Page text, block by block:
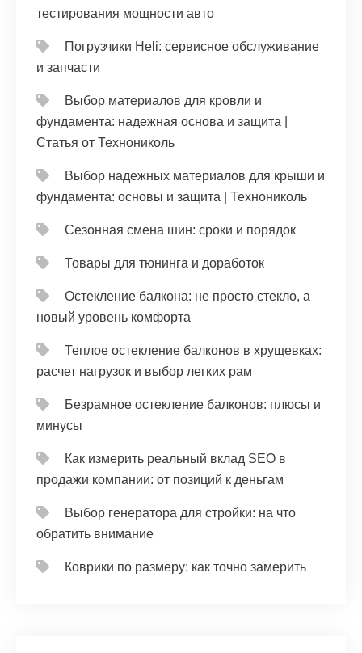
тестирования мощности авто
Погрузчики Heli: сервисное обслуживание
и запчасти
Выбор материалов для кровли и
фундамента: надежная основа и защита |
Статья от Технониколь
Выбор надежных материалов для крыши и
фундамента: основы и защита | Технониколь
Сезонная смена шин: сроки и порядок
Товары для тюнинга и доработок
Остекление балкона: не просто стекло, а
новый уровень комфорта
Теплое остекление балконов в хрущевках:
расчет нагрузок и выбор легких рам
Безрамное остекление балконов: плюсы и
минусы
Как измерить реальный вклад SEO в
продажи компании: от позиций к деньгам
Выбор генератора для стройки: на что
обратить внимание
Коврики по размеру: как точно замерить